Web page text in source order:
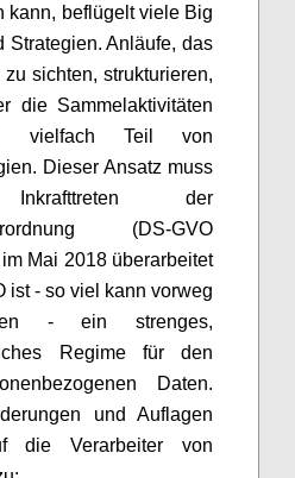
kann, beflügelt viele Big
Strategien. Anläufe, das
sichten, strukturieren,
die Sammelaktivitäten
vielfach Teil von
Dieser Ansatz muss
der
(DS-GVO
Mai 2018 überarbeitet
ist - so viel kann vorweg
- ein strenges,
Regime für den
Daten.
und Auflagen
die Verarbeiter von